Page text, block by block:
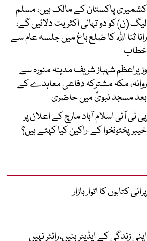
کشمیری پاکستان کے مالک ہیں، مسلم
لیگ (ن) کو دو تہائی اکثریت دلائیں گے،
رانا ثنا اللہ کا ضلع باغ میں جلسہ عام سے
خطاب
وزیراعظم شہباز شریف مدینہ منورہ سے
روانہ، مکہ مشترکہ دفاعی معاہدے کے
بعد مسجد نبویؐ میں حاضری
پی ٹی آئی اسلام آباد مارچ کے اعلان پر
خیبر پختونخوا کے اراکین کیا کہتے ہیں؟
پرانی کتابوں کا اتوار بازار
اپنی زندگی کے ایڈیٹر بنیں، رائٹر نہیں